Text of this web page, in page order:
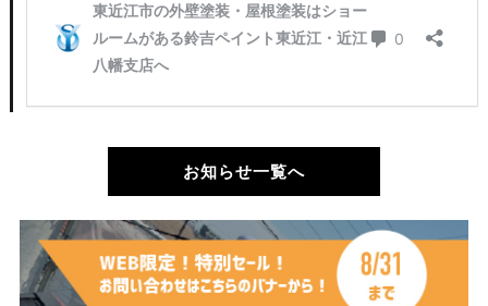
お知らせ一覧へ